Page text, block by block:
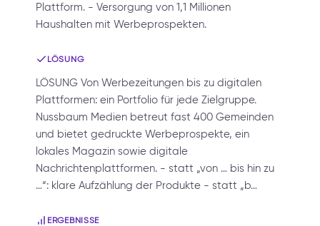
Plattform. - Versorgung von 1,1 Millionen
Haushalten mit Werbeprospekten.
LÖSUNG
LÖSUNG Von Werbezeitungen bis zu digitalen
Plattformen: ein Portfolio für jede Zielgruppe.
Nussbaum Medien betreut fast 400 Gemeinden
und bietet gedruckte Werbeprospekte, ein
lokales Magazin sowie digitale
Nachrichtenplattformen. - statt „von … bis hin zu
…“: klare Aufzählung der Produkte - statt „b…
ERGEBNISSE